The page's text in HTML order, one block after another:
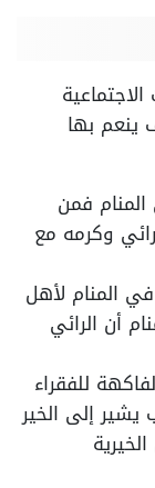
ينعم بها
فمن
وكرمه مع
المنام لأهل
أن الرائي
للفقراء
يشير إلى الخير